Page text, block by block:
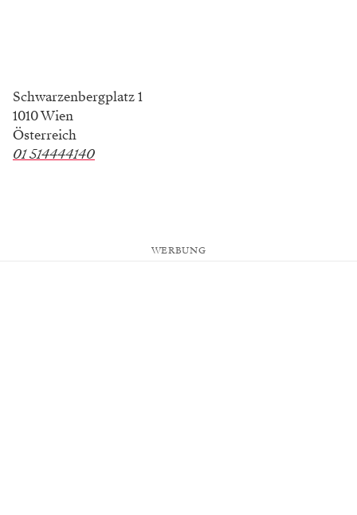
Schwarzenbergplatz 1
1010 Wien
Österreich
01 514444140
WERBUNG